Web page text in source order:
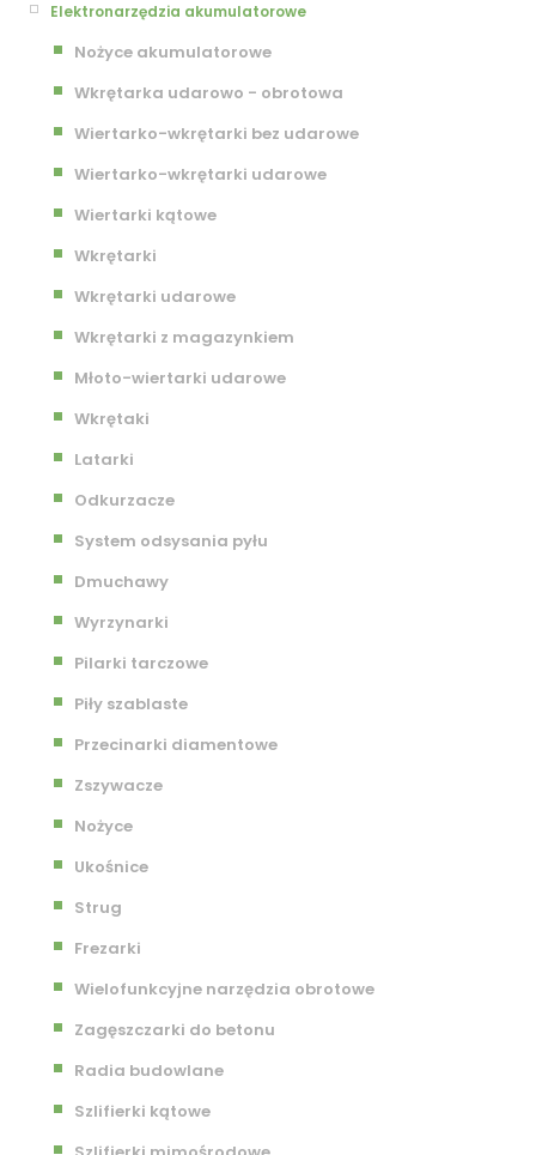
Elektronarzędzia akumulatorowe
Nożyce akumulatorowe
Wkrętarka udarowo - obrotowa
Wiertarko-wkrętarki bez udarowe
Wiertarko-wkrętarki udarowe
Wiertarki kątowe
Wkrętarki
Wkrętarki udarowe
Wkrętarki z magazynkiem
Młoto-wiertarki udarowe
Wkrętaki
Latarki
Odkurzacze
System odsysania pyłu
Dmuchawy
Wyrzynarki
Pilarki tarczowe
Piły szablaste
Przecinarki diamentowe
Zszywacze
Nożyce
Ukośnice
Strug
Frezarki
Wielofunkcyjne narzędzia obrotowe
Zagęszczarki do betonu
Radia budowlane
Szlifierki kątowe